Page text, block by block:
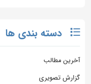
دسته بندی ها
آخرین مطالب
گزارش تصویری